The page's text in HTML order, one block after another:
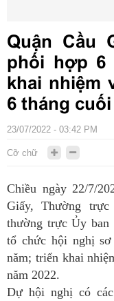
Quận Cầu
phối hợp 6
khai nhiệm
6 tháng cuối
23/07/2022 - 03:42 PM
Cỡ chữ
Chiều ngày 22/7/
Giấy, Thường
thường trực Ủy ban
tổ chức hội nghị
năm; triển khai
năm 2022.
Dự hội nghị có